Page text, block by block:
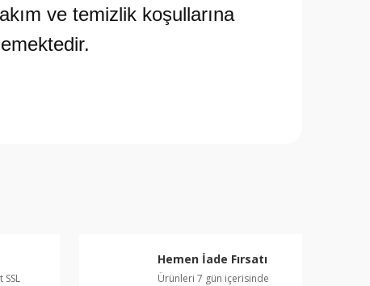
ve temizlik koşullarına
Hemen İade Fırsatı
Ürünleri 7 gün içerisinde